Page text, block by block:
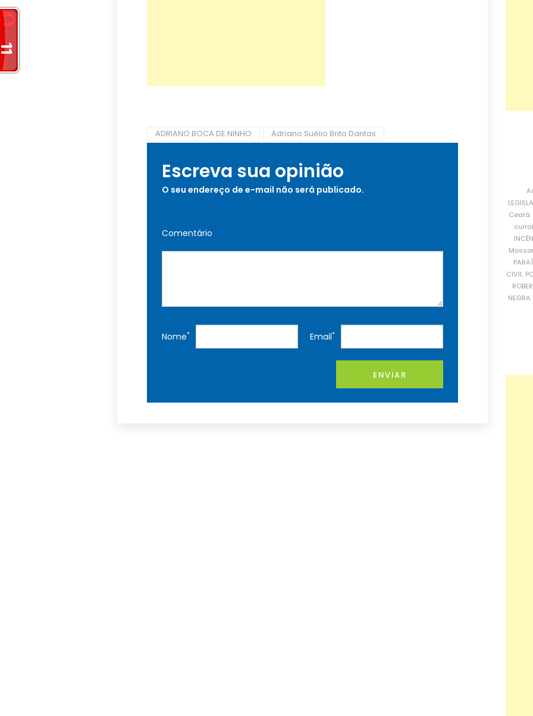
ADRIANO BOCA DE NINHO Adriano Suélio Brito Dantas
Escreva sua opinião
O seu endereço de e-mail não será publicado.
Comentário
Nome* Email*
ENVIAR
Ceará
CIVIL
NEGRA